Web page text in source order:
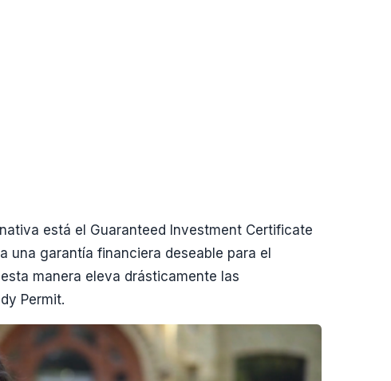
está el Guaranteed Investment Certificate
una garantía financiera deseable para el
manera eleva drásticamente las
Permit.